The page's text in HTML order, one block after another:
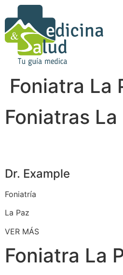
Foniatra La
Foniatras La
Dr. Example
Foniatría
La Paz
VER MÁS
Foniatra La